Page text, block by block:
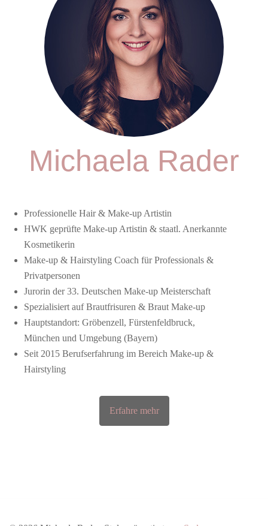
Michaela Rader
Professionelle Hair & Make-up Artistin
HWK geprüfte Make-up Artistin & staatl. Anerkannte
Kosmetikerin
Make-up & Hairstyling Coach für Professionals &
Privatpersonen
Jurorin der 33. Deutschen Make-up Meisterschaft
Spezialisiert auf Brautfrisuren & Braut Make-up
Hauptstandort: Gröbenzell, Fürstenfeldbruck,
München und Umgebung (Bayern)
Seit 2015 Berufserfahrung im Bereich Make-up &
Hairstyling
Erfahre mehr